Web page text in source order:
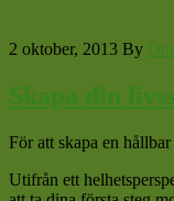
2 oktober, 2013 By
Skapa din
För att skapa en
Utifrån ett